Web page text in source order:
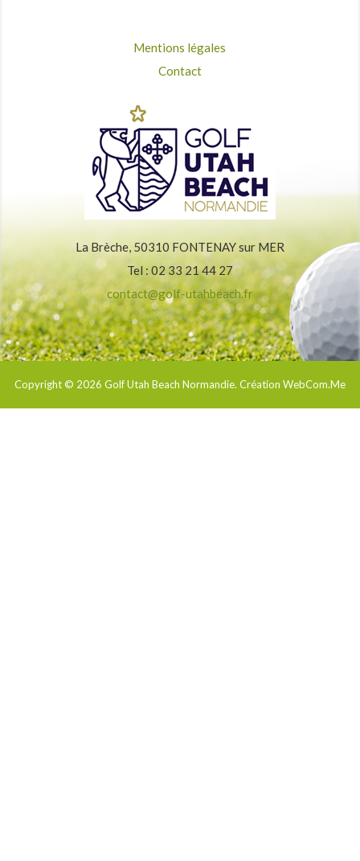
Mentions légales
Contact
La Brèche, 50310 FONTENAY sur MER
Tel : 02 33 21 44 27
contact@golf-utahbeach.fr
Copyright © 2026 Golf Utah Beach Normandie. Création WebCom.Me